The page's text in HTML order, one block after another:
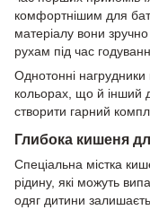
комфортнішим для
матеріалу вони
рухам під час
Однотонні
кольорах, що й інший
створити гарний
Глибока кишеня
Спеціальна містка
рідину, які можуть
одяг дитини